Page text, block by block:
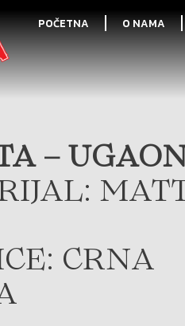
POČETNA O NAMA
–
CRNA